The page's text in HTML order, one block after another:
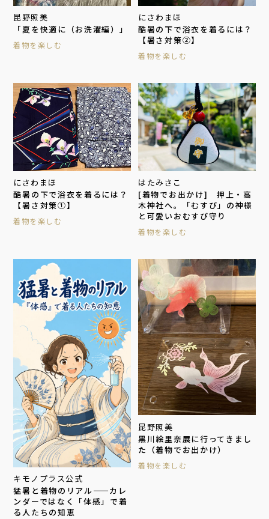
昆野照美
「夏を快適に（お洗濯編）」
着物を楽しむ
にさわまほ
酷暑の下で浴衣を着るには？
【暑さ対策②】
着物を楽しむ
にさわまほ
酷暑の下で浴衣を着るには？
【暑さ対策①】
着物を楽しむ
はたみさこ
[着物でお出かけ] 押上・高
木神社へ。「むすび」の神様
と可愛いおむすび守り
着物を楽しむ
キモノプラス公式
猛暑と着物のリアル——カレ
ンダーではなく「体感」で着
る人たちの知恵
昆野照美
黒川絵里奈展に行ってきまし
た（着物でお出かけ）
着物を楽しむ